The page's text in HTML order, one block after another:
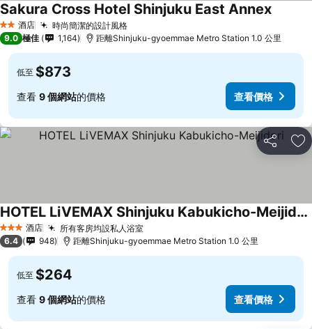
2 星級酒店 時尚簡潔的設計風格
Sakura Cross Hotel Shinjuku East Annex
9.0 極佳 1,164 距離Shinjuku-gyoemmae Metro Station 1.0 公里
低至 $873
查看 9 個網站的價格 查看價格
分享 放
3 星級 酒店 所有客房均設私人浴室
HOTEL LiVEMAX Shinjuku Kabukicho-Meijidori
6.4 948 距離Shinjuku-gyoemmae Metro Station 1.0 公里
低至 $264
查看 9 個網站的價格 查看價格